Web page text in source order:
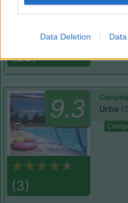
Data Deletion
(25)
9.3
(3)
Urbe